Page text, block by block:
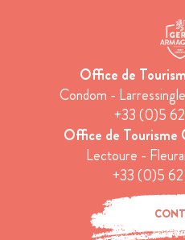
Office de
Condom -
+33 (0)5
Office de Tourisme
Lectoure -
+33 (0)5